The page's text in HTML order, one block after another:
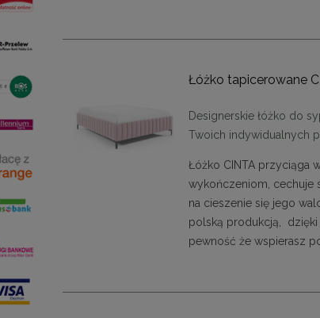
Łóżko tapicerowane
Designerskie łóżko do
Twoich indywidualnych
Łóżko CINTA przyciąga
wykończeniom, cechuje
na cieszenie się jego
polską produkcją, dzięki
pewność że wspierasz